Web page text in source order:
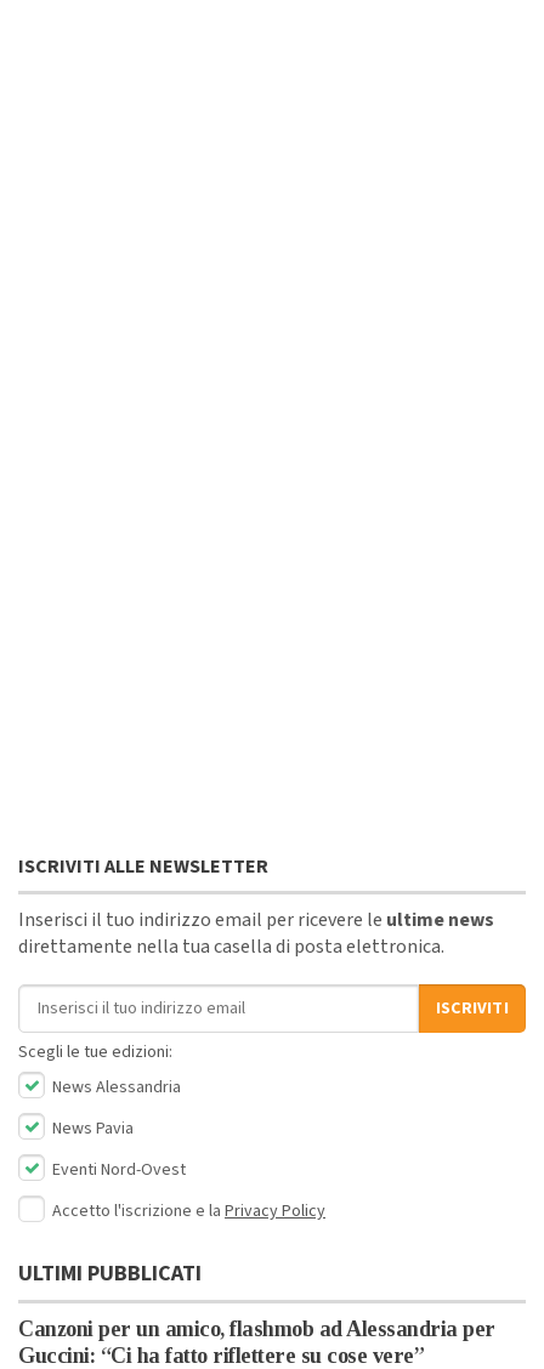
ISCRIVITI ALLE NEWSLETTER
Inserisci il tuo indirizzo email per ricevere le ultime news
direttamente nella tua casella di posta elettronica.
Indirizzo email
ISCRIVITI
Scegli le tue edizioni:
News Alessandria
News Pavia
Eventi Nord-Ovest
Accetto l'iscrizione e la Privacy Policy
ULTIMI PUBBLICATI
Canzoni per un amico, flashmob ad Alessandria per
Guccini: “Ci ha fatto riflettere su cose vere”